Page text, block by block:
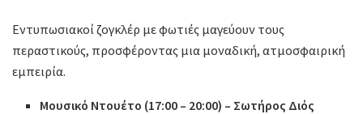
Εντυπωσιακοί ζογκλέρ με φωτιές μαγεύουν τους
περαστικούς, προσφέροντας μια μοναδική, ατμοσφαιρική
εμπειρία.
Μουσικό Ντουέτο (17:00 – 20:00) – Σωτήρος Διός